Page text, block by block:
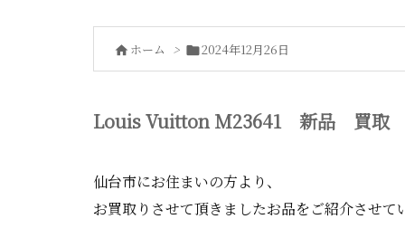
 ホーム > 2024年12月26日
Louis Vuitton M23641 新品 買取
仙台市にお住まいの方より、
お買取りさせて頂きましたお品をご紹介させて